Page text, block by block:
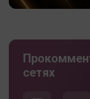
сетях